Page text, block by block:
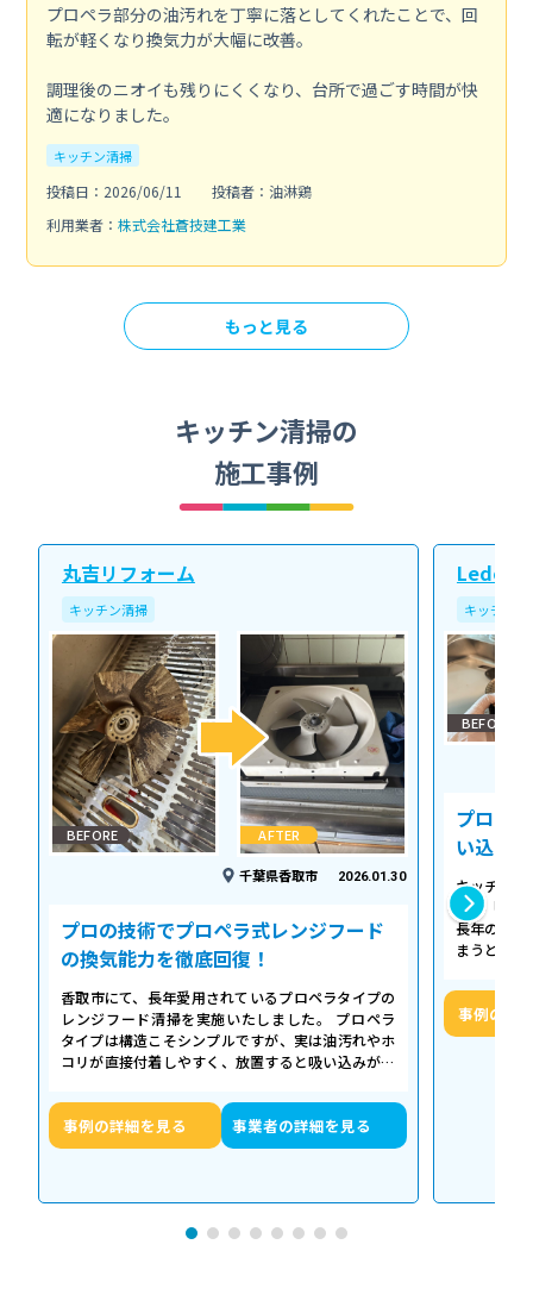
プロペラ部分の油汚れを丁寧に落としてくれたことで、回
転が軽くなり換気力が大幅に改善。
調理後のニオイも残りにくくなり、台所で過ごす時間が快
適になりました。
キッチン清掃
投稿日：2026/06/11
投稿者：油淋鶏
利用業者： 株式会社蒼技建工業
もっと見る
キッチン清掃の
施工事例
丸吉リフォーム
キッチン清掃
BEFORE AFTER
千葉県香取市 2026.01.30
プロの技術でプロペラ式レンジフード
の換気能力を徹底回復！
香取市にて、長年愛用されているプロペラタイプの
レンジフード清掃を実施いたしました。 プロペラ
タイプは構造こそシンプルですが、実は油汚れやホ
コリが直接付着しやすく、放置すると吸い込みが悪
事例の詳細を見る 事業者の詳細を見る
Ledope
キッチン清
BEFORE
プロの
い込み
キッチン
える「シ
長年の調
まうとご
事例の詳